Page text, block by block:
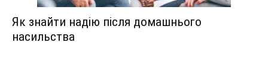
Як знайти надію після домашнього
насильства